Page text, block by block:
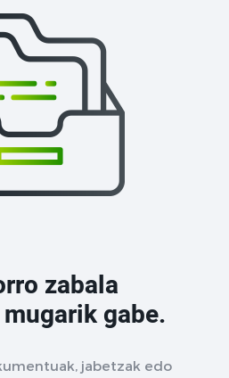
zabala
gabe.
jabetzak edo